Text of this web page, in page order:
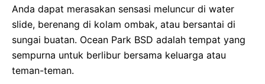
Anda dapat merasakan sensasi meluncur di water
slide, berenang di kolam ombak, atau bersantai di
sungai buatan. Ocean Park BSD adalah tempat yang
sempurna untuk berlibur bersama keluarga atau
teman-teman.